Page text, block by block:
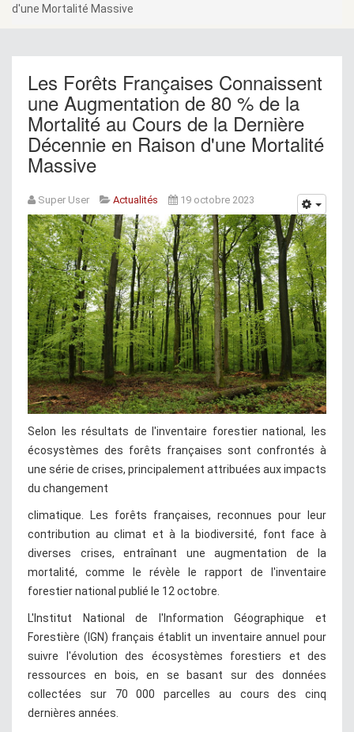
d'une Mortalité Massive
Les Forêts Françaises Connaissent
une Augmentation de 80 % de la
Mortalité au Cours de la Dernière
Décennie en Raison d'une Mortalité
Massive
Super User Actualités 19 octobre 2023
Selon les résultats de l'inventaire forestier national, les
écosystèmes des forêts françaises sont confrontés à
une série de crises, principalement attribuées aux impacts
du changement
climatique. Les forêts françaises, reconnues pour leur
contribution au climat et à la biodiversité, font face à
diverses crises, entraînant une augmentation de la
mortalité, comme le révèle le rapport de l'inventaire
forestier national publié le 12 octobre.
L'Institut National de l'Information Géographique et
Forestière (IGN) français établit un inventaire annuel pour
suivre l'évolution des écosystèmes forestiers et des
ressources en bois, en se basant sur des données
collectées sur 70 000 parcelles au cours des cinq
dernières années.